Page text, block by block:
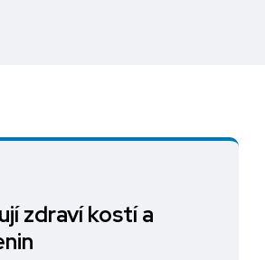
zdraví kostí a